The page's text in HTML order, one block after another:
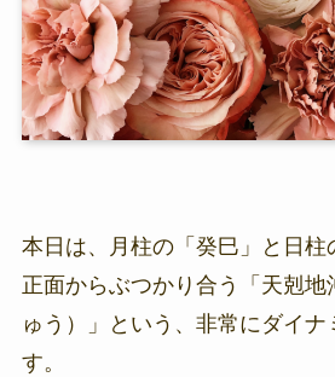
本日は、月柱の「癸巳」と日柱
正面からぶつかり合う「天剋地
ゅう）」という、非常にダイ
す。